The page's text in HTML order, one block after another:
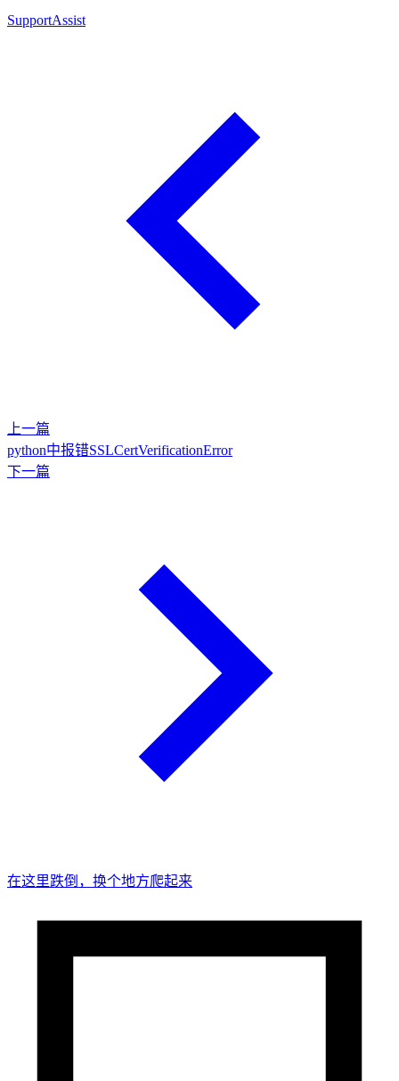
SupportAssist
上一篇
python中报错SSLCertVerificationError
下一篇
在这里跌倒，换个地方爬起来